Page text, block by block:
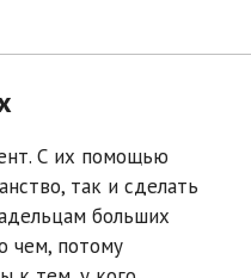
С их помощью
так и сделать
больших
чем, потому